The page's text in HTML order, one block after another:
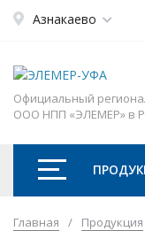
Азнакаево
Официальный
ООО НПП «ЭЛЕМЕР» в
Главная / Продукция